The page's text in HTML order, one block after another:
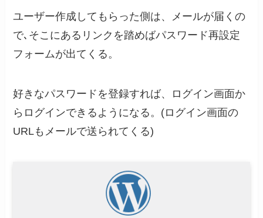
ユーザー作成してもらった側は、メールが届くの
で､そこにあるリンクを踏めばパスワード再設定
フォームが出てくる。
好きなパスワードを登録すれば、ログイン画面か
らログインできるようになる。(ログイン画面の
URLもメールで送られてくる)